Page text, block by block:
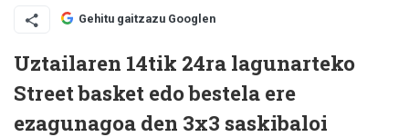
Gehitu gaitzazu Googlen
Uztailaren 14tik 24ra lagunarteko
Street basket edo bestela ere
ezagunagoa den 3x3 saskibaloi